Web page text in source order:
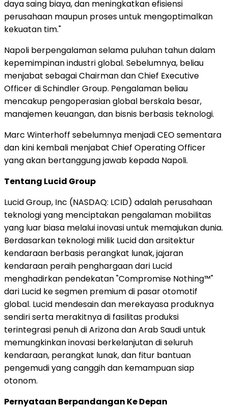
daya saing biaya, dan meningkatkan efisiensi
perusahaan maupun proses untuk mengoptimalkan
kekuatan tim."
Napoli berpengalaman selama puluhan tahun dalam
kepemimpinan industri global. Sebelumnya, beliau
menjabat sebagai Chairman dan Chief Executive
Officer di Schindler Group. Pengalaman beliau
mencakup pengoperasian global berskala besar,
manajemen keuangan, dan bisnis berbasis teknologi.
Marc Winterhoff sebelumnya menjadi CEO sementara
dan kini kembali menjabat Chief Operating Officer
yang akan bertanggung jawab kepada Napoli.
Tentang Lucid Group
Lucid Group, Inc (NASDAQ: LCID) adalah perusahaan
teknologi yang menciptakan pengalaman mobilitas
yang luar biasa melalui inovasi untuk memajukan dunia.
Berdasarkan teknologi milik Lucid dan arsitektur
kendaraan berbasis perangkat lunak, jajaran
kendaraan peraih penghargaan dari Lucid
menghadirkan pendekatan "Compromise Nothing™"
dari Lucid ke segmen premium di pasar otomotif
global. Lucid mendesain dan merekayasa produknya
sendiri serta merakitnya di fasilitas produksi
terintegrasi penuh di Arizona dan Arab Saudi untuk
memungkinkan inovasi berkelanjutan di seluruh
kendaraan, perangkat lunak, dan fitur bantuan
pengemudi yang canggih dan kemampuan siap
otonom.
Pernyataan Berpandangan Ke Depan